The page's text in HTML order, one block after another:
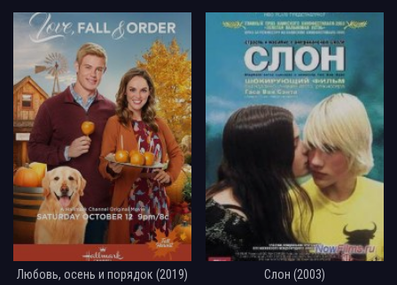
Любовь, осень и порядок (2019) Слон (2003)